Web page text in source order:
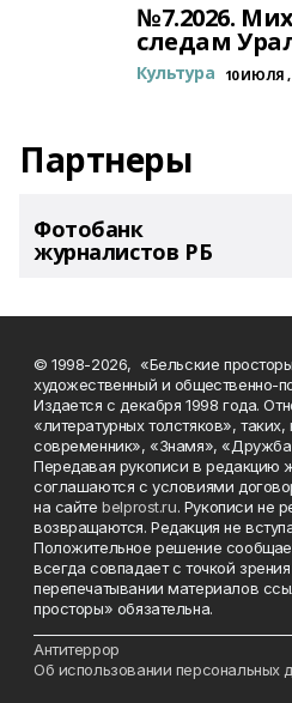
№7.2026.
следам
Культура 10 ИЮЛЯ ,
Партнеры
Фотобанк
журналистов РБ
© 1998-2026, «Бельские
художественный и общественно-
Издается с декабря 1998 года.
«литературных толстяков»,
современник», «Знамя»,
Передавая рукописи в редакцию
соглашаются с условиями
на сайтеbelprost.ru. Рукописи не
возвращаются. Редакция не
Положительное решение
всегда совпадает с точкой
перепечатывании материалов
просторы» обязательна.
Антитеррор
Об использовании персональных